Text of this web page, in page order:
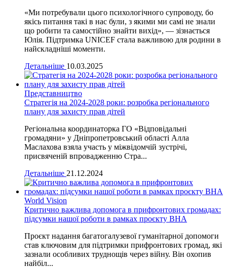
«Ми потребували цього психологічного супроводу, бо
якісь питання такі в нас були, з якими ми самі не знали
що робити та самостійно знайти вихід», — зізнається
Юлія. Підтримка UNICEF стала важливою для родини в
найскладніші моменти.
Детальніше 10.03.2025
Представництво
Стратегія на 2024-2028 роки: розробка регіонального
плану для захисту прав дітей
Регіональна координаторка ГО «Відповідальні
громадяни» у Дніпропетровський області Алла
Маслахова взяла участь у міжвідомчій зустрічі,
присвяченій впровадженню Стра...
Детальніше 21.12.2024
World Vision
Критично важлива допомога в прифронтових громадах:
підсумки нашої роботи в рамках проєкту ВНА
Проєкт надання багатогалузевої гуманітарної допомоги
став ключовим для підтримки прифронтових громад, які
зазнали особливих труднощів через війну. Він охопив
найбіл...